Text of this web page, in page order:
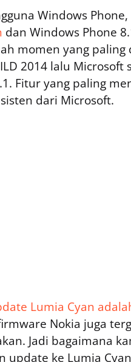
Windows
dan Windows Phone
momen yang paling
2014 lalu Microsoft
Fitur yang paling
dari Microsoft.
Lumia Cyan
Nokia juga
Jadi bagaimana
update ke Lumia